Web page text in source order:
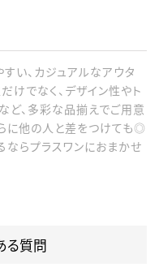
い、カジュアルなアウタ
けでなく、デザイン性やト
ど、多彩な品揃えでご用意
らに他の人と差をつけても◎
ならプラスワンにおまかせ
る質問